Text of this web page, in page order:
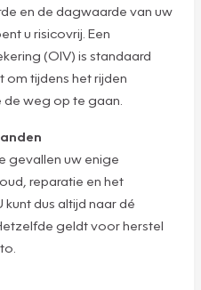
en de dagwaarde van uw
u risicovrij. Een
(OIV) is standaard
om tijdens het rijden
weg op te gaan.
gevallen uw enige
reparatie en het
dus altijd naar dé
geldt voor herstel